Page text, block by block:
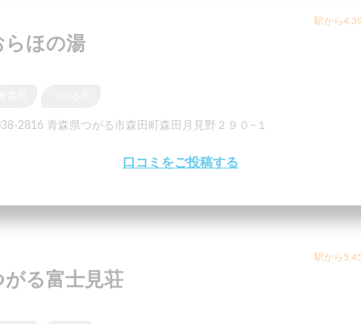
駅から
らほの湯
2816 青森県つがる市森田町森田月見野２９０−１
口コミをご投稿する
駅から
がる富士見荘